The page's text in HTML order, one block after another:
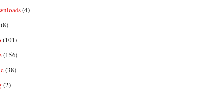
(4)
(101)
(156)
(38)
(2)